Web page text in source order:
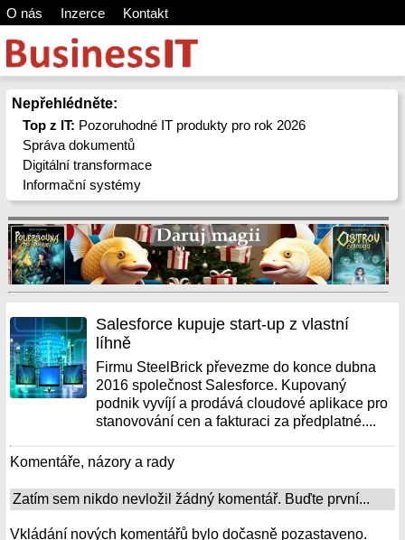
O nás Inzerce Kontakt
Nepřehlédněte:
Top z IT: Pozoruhodné IT produkty pro rok 2026
Správa dokumentů
Digitální transformace
Informační systémy
Salesforce kupuje start-up z vlastní
líhně
Firmu SteelBrick převezme do konce dubna
2016 společnost Salesforce. Kupovaný
podnik vyvíjí a prodává cloudové aplikace pro
stanovování cen a fakturaci za předplatné....
Komentáře, názory a rady
Zatím sem nikdo nevložil žádný komentář. Buďte první...
Vkládání nových komentářů bylo dočasně pozastaveno.